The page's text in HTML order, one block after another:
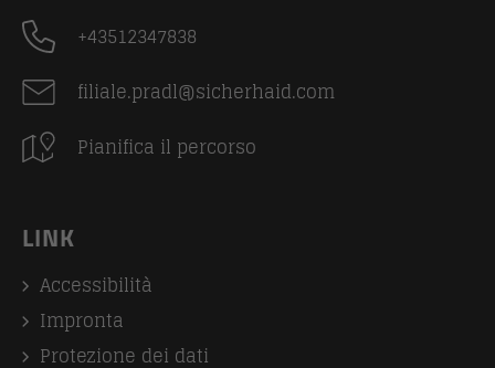
+43512347838
filiale.pradl@sicherhaid.com
Pianifica il percorso
LINK
Accessibilità
Impronta
Protezione dei dati